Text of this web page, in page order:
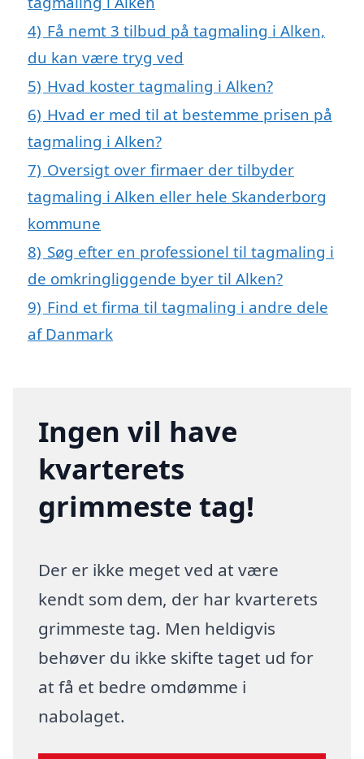
4) Få nemt 3 tilbud på tagmaling i Alken,
du kan være tryg ved
5) Hvad koster tagmaling i Alken?
6) Hvad er med til at bestemme prisen på
tagmaling i Alken?
7) Oversigt over firmaer der tilbyder
tagmaling i Alken eller hele Skanderborg
kommune
8) Søg efter en professionel til tagmaling i
de omkringliggende byer til Alken?
9) Find et firma til tagmaling i andre dele
af Danmark
Ingen vil have
kvarterets
grimmeste tag!
Der er ikke meget ved at være
kendt som dem, der har kvarterets
grimmeste tag. Men heldigvis
behøver du ikke skifte taget ud for
at få et bedre omdømme i
nabolaget.